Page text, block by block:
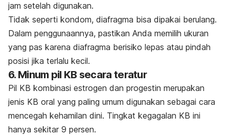
jam setelah digunakan.
Tidak seperti kondom, diafragma bisa dipakai berulang.
Dalam penggunaannya, pastikan Anda memilih ukuran
yang pas karena diafragma berisiko lepas atau pindah
posisi jika terlalu kecil.
6. Minum pil KB secara teratur
Pil KB kombinasi estrogen dan progestin merupakan
jenis KB oral yang paling umum digunakan sebagai cara
mencegah kehamilan dini. Tingkat kegagalan KB ini
hanya sekitar 9 persen.